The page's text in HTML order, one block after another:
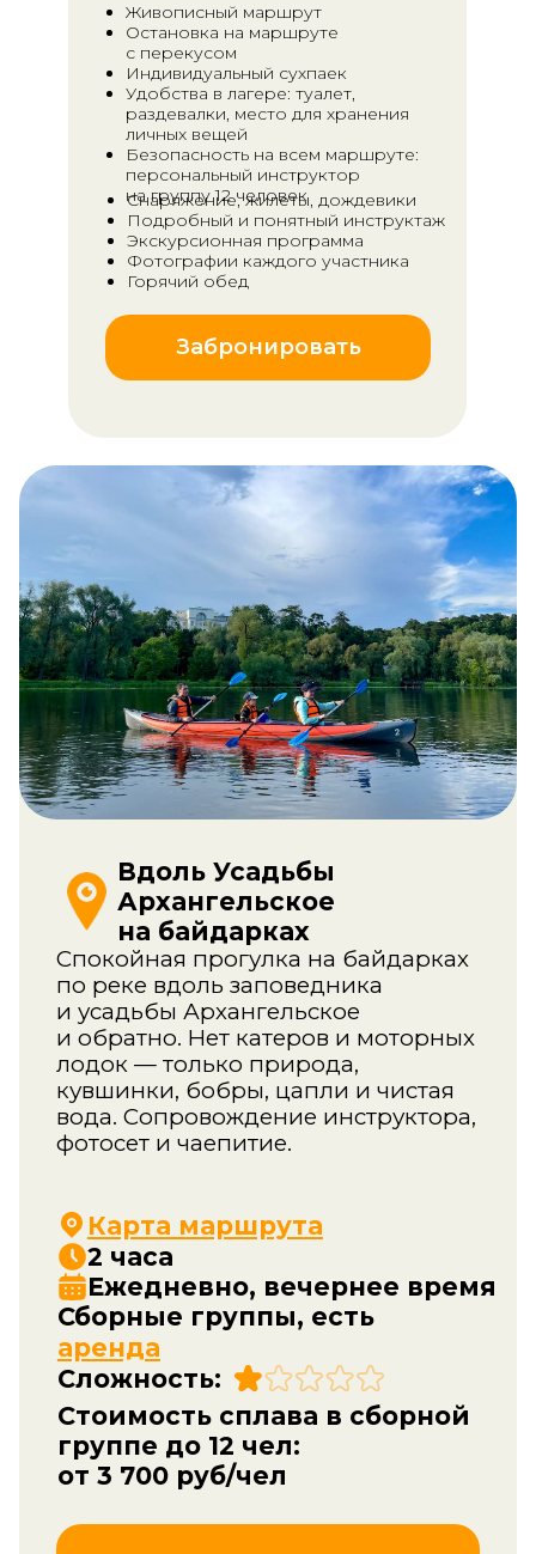
Забронировать
Снаряжение, жилеты, дождевики
Подробный и понятный инструктаж
Экскурсионная программа
Фотографии каждого участника
Горячий обед
Живописный маршрут
Остановка на маршруте
с перекусом
Индивидуальный сухпаек
Удобства в лагере: туалет,
раздевалки, место для хранения
личных вещей
Безопасность на всем маршруте:
персональный инструктор
на группу 12 человек
Вдоль Усадьбы
Архангельское
на байдарках
Спокойная прогулка на байдарках
по реке вдоль заповедника
и усадьбы Архангельское
и обратно. Нет катеров и моторных
лодок — только природа,
вода. Сопровождение инструктора,
фотосет и чаепитие.
Купить билет
Карта маршрута
2 часа
Ежедневно, вечернее время
Сборные группы, есть
аренда
Сложность:
Стоимость сплава в сборной
от 3 700 руб/чел
Что еще возможно на
локации?